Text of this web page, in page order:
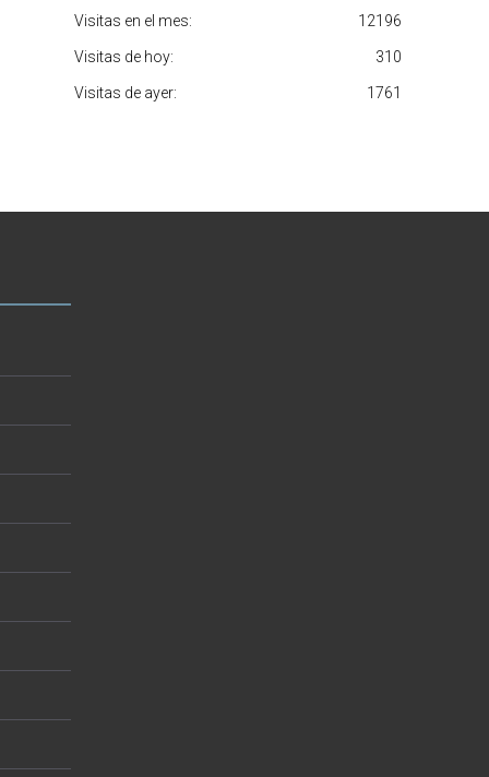
12196
Visitas en el mes:
310
Visitas de hoy:
1761
Visitas de ayer: